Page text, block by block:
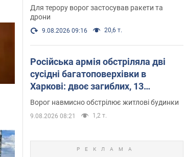
Фото та відео
Для терору ворог застосував ракети та
дрони
9.08.2026 09:16 20,6 т.
Російська армія обстріляла дві
сусідні багатоповерхівки в
Харкові: двоє загиблих, 13
постраждалих
Ворог навмисно обстрілює житлові будинки
9.08.2026 08:21 1,2 т.